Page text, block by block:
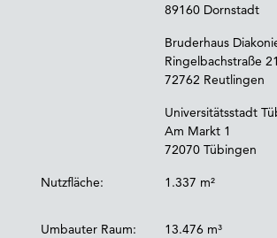
89160 Dornstadt
Bruderhaus
Ringelbachstraße
72762 Reutlingen
Universitätsstadt
Am Markt 1
72070 Tübingen
Nutzfläche: 1.337 m²
Umbauter Raum: 13.476 m³